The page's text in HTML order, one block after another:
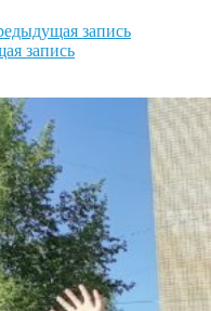
запись
запись